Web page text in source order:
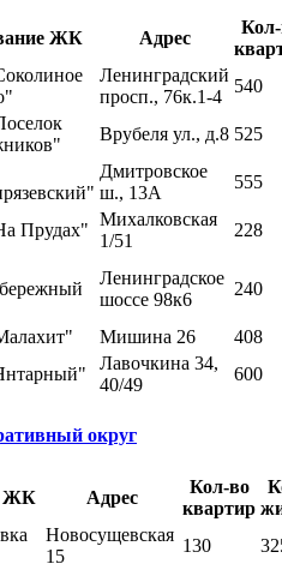
ЖК Адрес
Ленинградский
просп., 76к.1-4
540
Врубеля ул., д.8 525
Дмитровское
ш., 13А
555
Прудах"
Михалковская
1/51
228
Ленинградское
шоссе 98к6
240
Мишина 26
408
Лавочкина 34,
40/49
600
округ
ЖК Адрес
Кол-во
квартир
Новосущевская
15
130